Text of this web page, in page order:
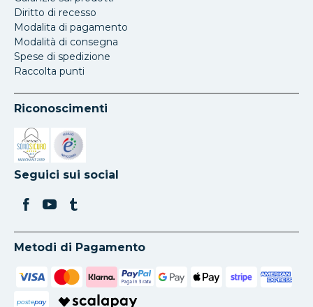
Diritto di recesso
Modalita di pagamento
Modalità di consegna
Spese di spedizione
Raccolta punti
Riconoscimenti
Si apre in una nuova scheda
Si apre in una nuova scheda
Seguici sui social
Metodi di Pagamento
postepay